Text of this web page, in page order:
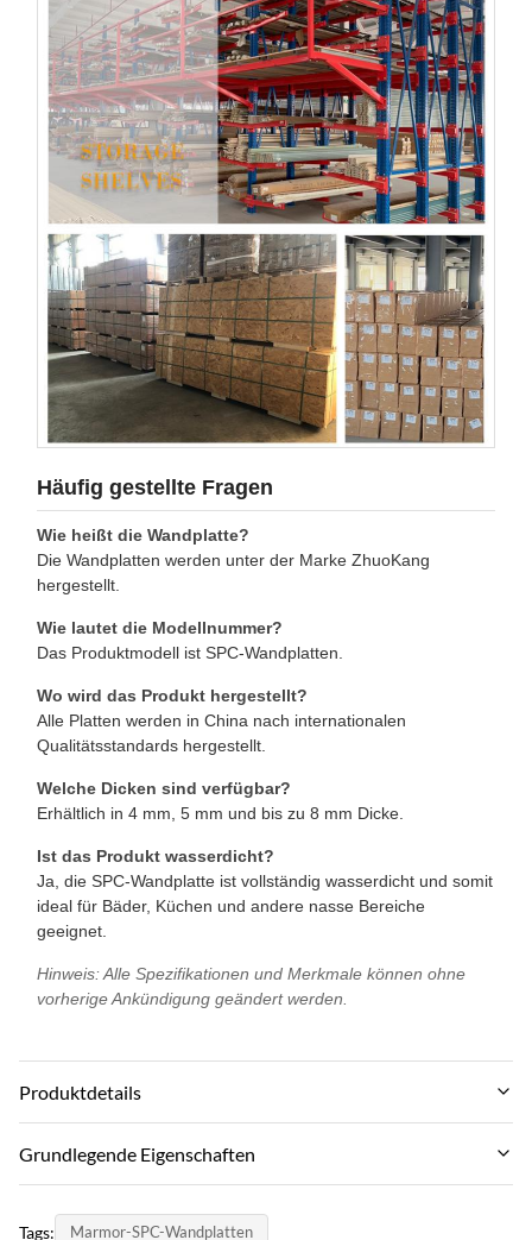
Häufig gestellte Fragen
Wie heißt die Wandplatte?
Die Wandplatten werden unter der Marke ZhuoKang
hergestellt.
Wie lautet die Modellnummer?
Das Produktmodell ist SPC-Wandplatten.
Wo wird das Produkt hergestellt?
Alle Platten werden in China nach internationalen
Qualitätsstandards hergestellt.
Welche Dicken sind verfügbar?
Erhältlich in 4 mm, 5 mm und bis zu 8 mm Dicke.
Ist das Produkt wasserdicht?
Ja, die SPC-Wandplatte ist vollständig wasserdicht und somit
ideal für Bäder, Küchen und andere nasse Bereiche
geeignet.
Hinweis: Alle Spezifikationen und Merkmale können ohne
vorherige Ankündigung geändert werden.
Produktdetails
Termite Resistance:
Grundlegende Eigenschaften
Tags:
Marmor-SPC-Wandplatten